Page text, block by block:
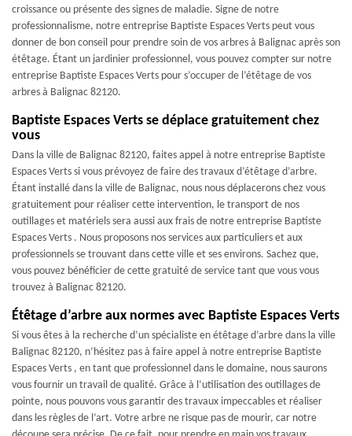
croissance ou présente des signes de maladie. Signe de notre
professionnalisme, notre entreprise Baptiste Espaces Verts peut vous
donner de bon conseil pour prendre soin de vos arbres à Balignac après son
étêtage. Étant un jardinier professionnel, vous pouvez compter sur notre
entreprise Baptiste Espaces Verts pour s’occuper de l’étêtage de vos
arbres à Balignac 82120.
Baptiste Espaces Verts se déplace gratuitement chez
vous
Dans la ville de Balignac 82120, faites appel à notre entreprise Baptiste
Espaces Verts si vous prévoyez de faire des travaux d’étêtage d’arbre.
Étant installé dans la ville de Balignac, nous nous déplacerons chez vous
gratuitement pour réaliser cette intervention, le transport de nos
outillages et matériels sera aussi aux frais de notre entreprise Baptiste
Espaces Verts . Nous proposons nos services aux particuliers et aux
professionnels se trouvant dans cette ville et ses environs. Sachez que,
vous pouvez bénéficier de cette gratuité de service tant que vous vous
trouvez à Balignac 82120.
Étêtage d’arbre aux normes avec Baptiste Espaces Verts
Si vous êtes à la recherche d’un spécialiste en étêtage d’arbre dans la ville
Balignac 82120, n’hésitez pas à faire appel à notre entreprise Baptiste
Espaces Verts , en tant que professionnel dans le domaine, nous saurons
vous fournir un travail de qualité. Grâce à l’utilisation des outillages de
pointe, nous pouvons vous garantir des travaux impeccables et réaliser
dans les règles de l’art. Votre arbre ne risque pas de mourir, car notre